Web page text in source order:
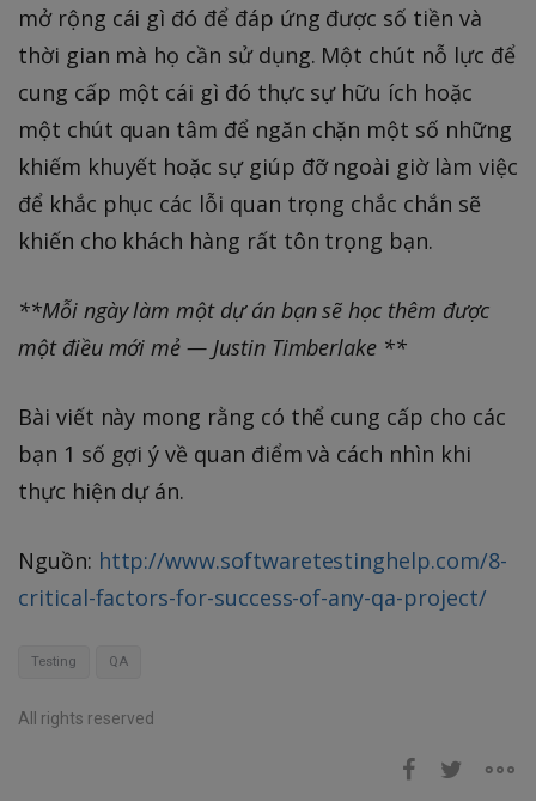
mở rộng cái gì đó để đáp ứng được số tiền và
thời gian mà họ cần sử dụng. Một chút nỗ lực để
cung cấp một cái gì đó thực sự hữu ích hoặc
một chút quan tâm để ngăn chặn một số những
khiếm khuyết hoặc sự giúp đỡ ngoài giờ làm việc
để khắc phục các lỗi quan trọng chắc chắn sẽ
khiến cho khách hàng rất tôn trọng bạn.
**Mỗi ngày làm một dự án bạn sẽ học thêm được
một điều mới mẻ — Justin Timberlake **
Bài viết này mong rằng có thể cung cấp cho các
bạn 1 số gợi ý về quan điểm và cách nhìn khi
thực hiện dự án.
Nguồn: http://www.softwaretestinghelp.com/8-
critical-factors-for-success-of-any-qa-project/
Testing QA
All rights reserved